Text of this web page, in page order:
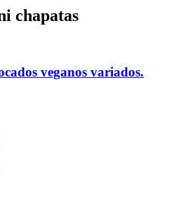
chapatas
veganos variados.